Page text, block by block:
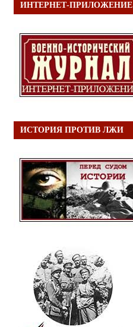
ИНТЕРНЕТ-ПРИЛОЖЕНИЕ
ИСТОРИЯ ПРОТИВ ЛЖИ